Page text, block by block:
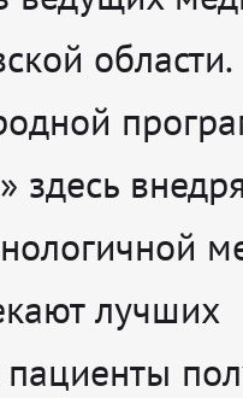
здесь
лучших
пациенты